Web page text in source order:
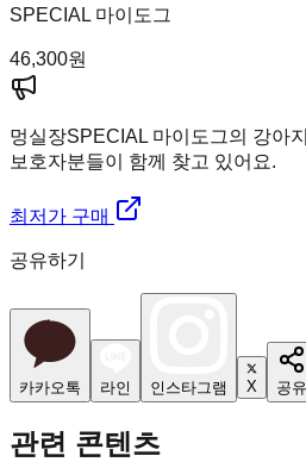
SPECIAL 마이도그
46,300원
멍실장SPECIAL 마이도그의 강아
보호자분들이 함께 찾고 있어요.
최저가 구매
공유하기
카카오톡 라인 인스타그램 X 공유
관련 콘텐츠